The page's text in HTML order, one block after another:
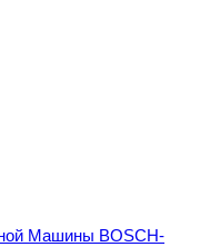
Машины BOSCH-